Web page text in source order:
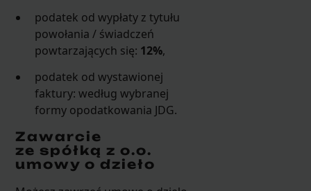
podatek od wypłaty z tytułu
powołania / świadczeń
powtarzających się: 12%,
podatek od wystawionej
faktury: według wybranej
formy opodatkowania JDG.
Zawarcie
ze spółką z o.o.
umowy o dzieło